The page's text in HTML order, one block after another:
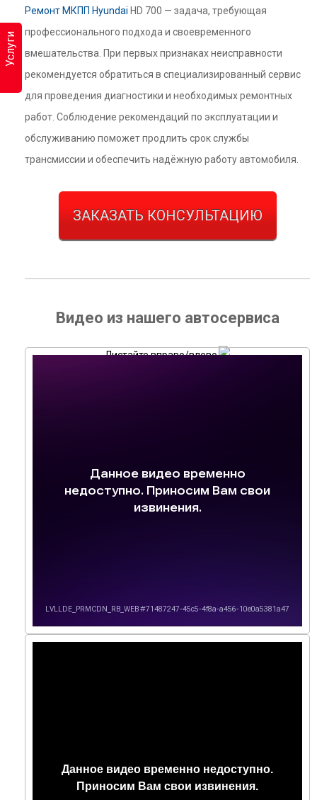
Услуги
Ремонт МКПП Hyundai HD 700 — задача, требующая
профессионального подхода и своевременного
вмешательства. При первых признаках неисправности
рекомендуется обратиться в специализированный сервис
для проведения диагностики и необходимых ремонтных
работ. Соблюдение рекомендаций по эксплуатации и
обслуживанию поможет продлить срок службы
трансмиссии и обеспечить надёжную работу автомобиля.
ЗАКАЗАТЬ КОНСУЛЬТАЦИЮ
Видео из нашего автосервиса
Листайте вправо/влево